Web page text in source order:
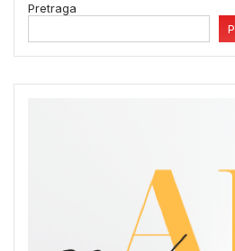
Pretraga